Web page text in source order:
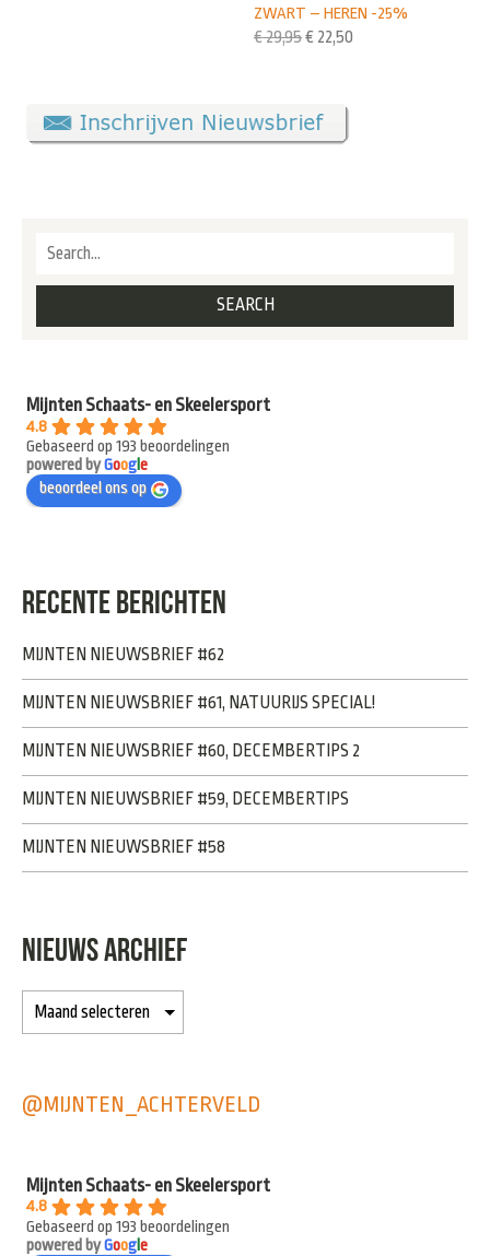
ZWART – HEREN -25%
€29,95€ 22,50
Mijnten Schaats- en Skeelersport
4.8
Gebaseerd op 193 beoordelingen
powered byGoogle
beoordeel ons op
RECENTE BERICHTEN
MIJNTEN NIEUWSBRIEF #62
MIJNTEN NIEUWSBRIEF #61, NATUURIJS SPECIAL!
MIJNTEN NIEUWSBRIEF #60, DECEMBERTIPS 2
MIJNTEN NIEUWSBRIEF #59, DECEMBERTIPS
MIJNTEN NIEUWSBRIEF #58
NIEUWS ARCHIEF
@MIJNTEN_ACHTERVELD
Mijnten Schaats- en Skeelersport
4.8
Gebaseerd op 193 beoordelingen
powered byGooge